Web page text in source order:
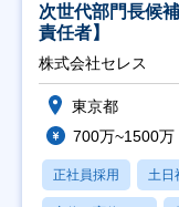
次世代部門長候
責任者】
株式会社セレス
東京都
700万~1500万
正社員採用 土日